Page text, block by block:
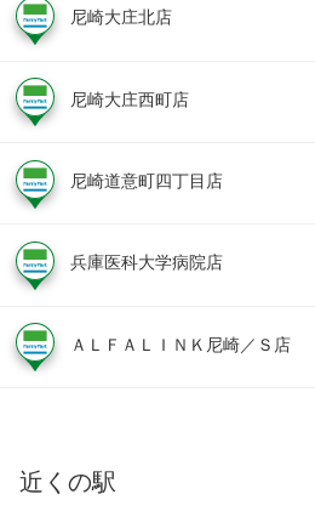
尼崎大庄北店
尼崎大庄西町店
尼崎道意町四丁目店
兵庫医科大学病院店
ＡＬＦＡＬＩＮＫ尼崎／Ｓ店
近くの駅